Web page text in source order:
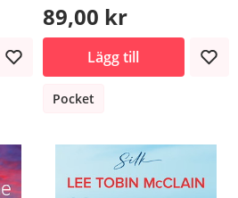
89,00 kr
Lägg till
Pocket